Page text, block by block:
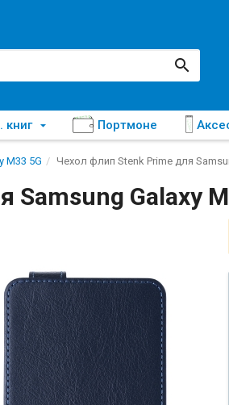
книг Портмоне
M33 5G Чехол флип Stenk Prime для
Galaxy